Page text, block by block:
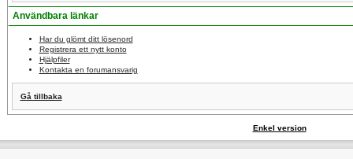
Användbara länkar
Har du glömt ditt lösenord
Registrera ett nytt konto
Hjälpfiler
Kontakta en forumansvarig
Gå tillbaka
Enkel version